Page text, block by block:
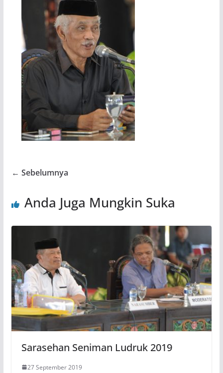
← Sebelumnya
Anda Juga Mungkin Suka
Sarasehan Seniman Ludruk 2019
27 September 2019